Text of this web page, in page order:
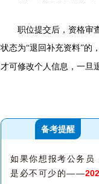
职位提交后，资格审查
状态为“退回补充资料”的
才可修改个人信息，一旦
备考提醒
如果你想报考公务员
是必不可少的——